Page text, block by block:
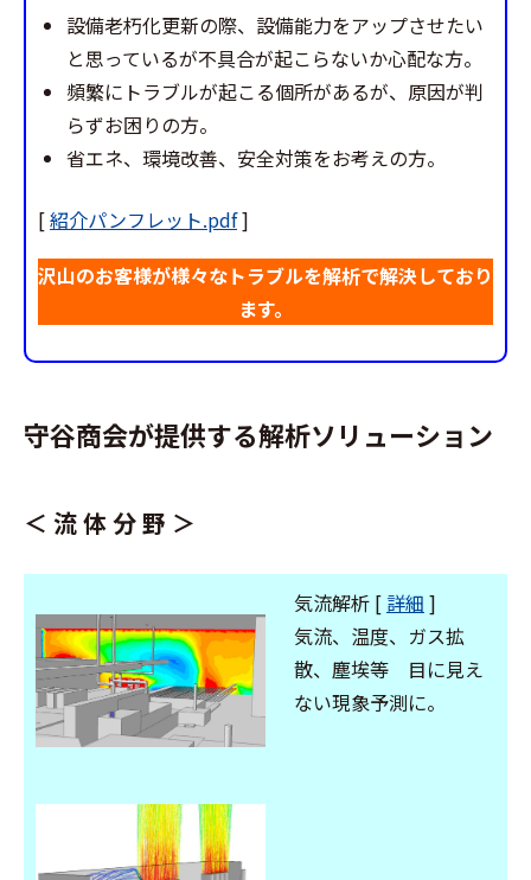
設備老朽化更新の際、設備能力をアップさせたい
と思っているが不具合が起こらないか心配な方。
頻繁にトラブルが起こる個所があるが、原因が判
らずお困りの方。
省エネ、環境改善、安全対策をお考えの方。
[紹介パンフレット.pdf]
沢山のお客様が様々なトラブルを解析で解決しており
ます。
守谷商会が提供する解析ソリューション
＜ 流 体 分 野 ＞
気流解析 [ 詳細 ]
気流、温度、ガス拡
散、塵埃等 目に見え
ない現象予測に。